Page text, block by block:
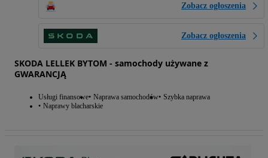
Zobacz ogłoszenia
Zobacz ogłoszenia
SKODA LELLEK BYTOM - samochody używane z
GWARANCJĄ
Usługi finansowe Naprawa samochodów Szybka naprawa
Naprawy blacharskie